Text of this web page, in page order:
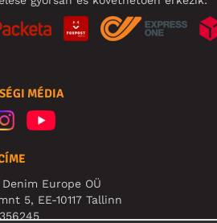
MÉDIA
Europe OÜ
5, EE-10117 Tallinn